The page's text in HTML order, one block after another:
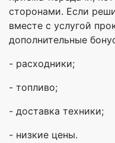
сторонами. Если
вместе с услугой
дополнительные
- расходники;
- топливо;
- доставка техники;
- низкие цены.